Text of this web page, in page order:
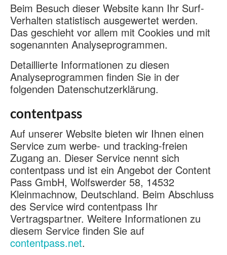
Beim Besuch dieser Website kann Ihr Surf-
Verhalten statistisch ausgewertet werden.
Das geschieht vor allem mit Cookies und mit
sogenannten Analyseprogrammen.
Detaillierte Informationen zu diesen
Analyseprogrammen finden Sie in der
folgenden Datenschutzerklärung.
contentpass
Auf unserer Website bieten wir Ihnen einen
Service zum werbe- und tracking-freien
Zugang an. Dieser Service nennt sich
contentpass und ist ein Angebot der Content
Pass GmbH, Wolfswerder 58, 14532
Kleinmachnow, Deutschland. Beim Abschluss
des Service wird contentpass Ihr
Vertragspartner. Weitere Informationen zu
diesem Service finden Sie auf
contentpass.net.